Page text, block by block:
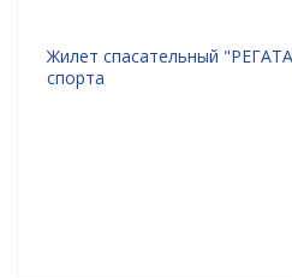
Жилет спасательный
спорта